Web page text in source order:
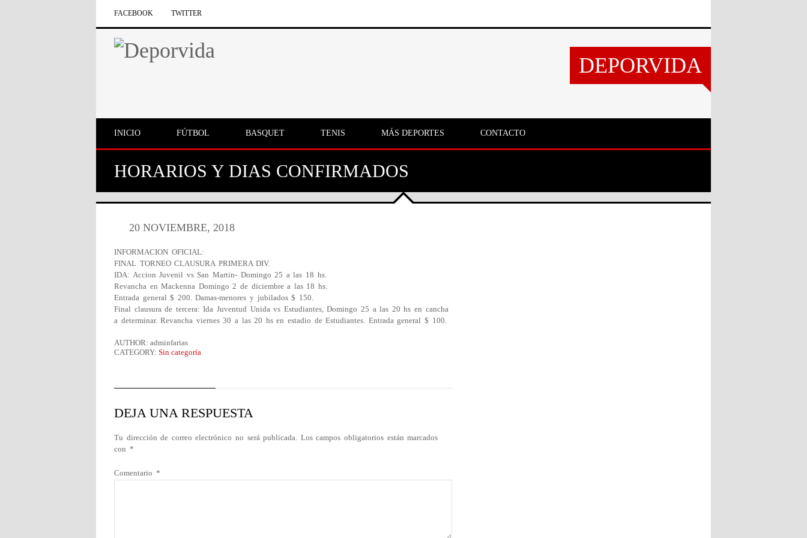
FACEBOOK TWITTER
DEPORVIDA
INICIO FÚTBOL BASQUET TENIS MÁS DEPORTES CONTACTO
HORARIOS Y DIAS CONFIRMADOS
20 NOVIEMBRE, 2018
INFORMACION OFICIAL:
FINAL TORNEO CLAUSURA PRIMERA DIV.
IDA: Accion Juvenil vs San Martin- Domingo 25 a las 18 hs.
Revancha en Mackenna Domingo 2 de diciembre a las 18 hs.
Entrada general $ 200. Damas-menores y jubilados $ 150.
Final clausura de tercera: Ida Juventud Unida vs Estudiantes, Domingo 25 a las 20 hs en cancha
a determinar. Revancha viernes 30 a las 20 hs en estadio de Estudiantes. Entrada general $ 100.
AUTHOR: adminfarias
CATEGORY: Sin categoría
DEJA UNA RESPUESTA
Tu dirección de correo electrónico no será publicada. Los campos obligatorios están marcados
con *
Comentario *